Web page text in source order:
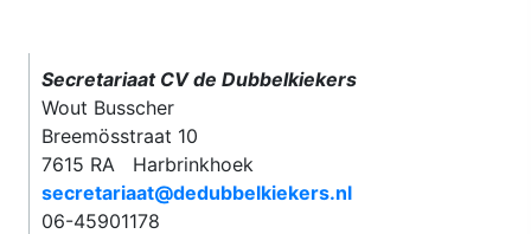
Secretariaat CV de Dubbelkiekers
Wout Busscher
Breemösstraat 10
7615 RA Harbrinkhoek
secretariaat@dedubbelkiekers.nl
06-45901178